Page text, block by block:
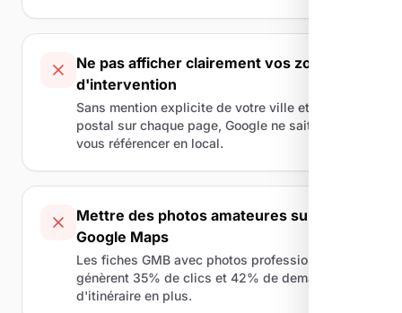
Ne pas afficher clairement vos zones
d'intervention
Sans mention explicite de votre ville et code
postal sur chaque page, Google ne sait pas où
vous référencer en local.
Mettre des photos amateures sur
Google Maps
Les fiches GMB avec photos professionnelles
génèrent 35% de clics et 42% de demandes
d'itinéraire en plus.